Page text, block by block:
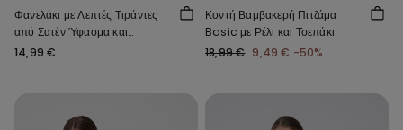
Φανελάκι με Λεπτές Τιράντες
από Σατέν Ύφασμα και
Δαντέλα
14,99 €
Κοντή Βαμβακερή Πιτζάμα
Basic με Ρέλι και Τσεπάκι
18,99 € 9,49 € -50%